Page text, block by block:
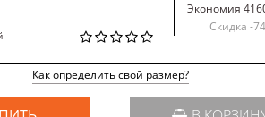
Экономия
Скидка -
Как определить свой размер?